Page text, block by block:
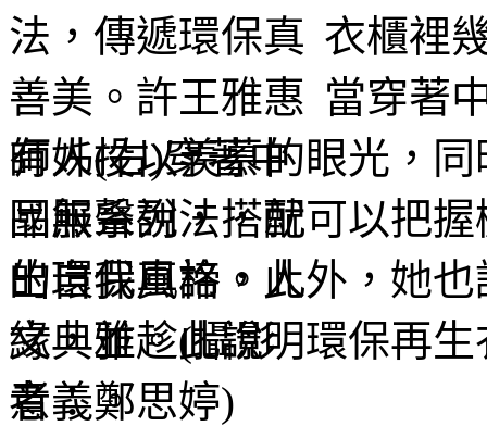
衣櫃裡
當穿著
有人投以羨慕的眼光，
品無聲說法，就可以把
的環保真諦。此外，她
緣，並趁此說明環保再
意義。